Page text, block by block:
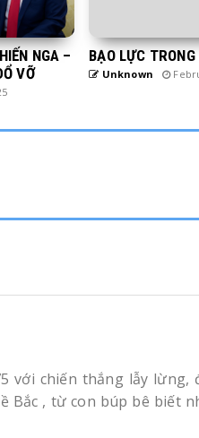
NGA –
VỠ
BẠO LỰC
Unknown
với chiến thắng lẫy lừng,
Bắc , từ con búp bê biết